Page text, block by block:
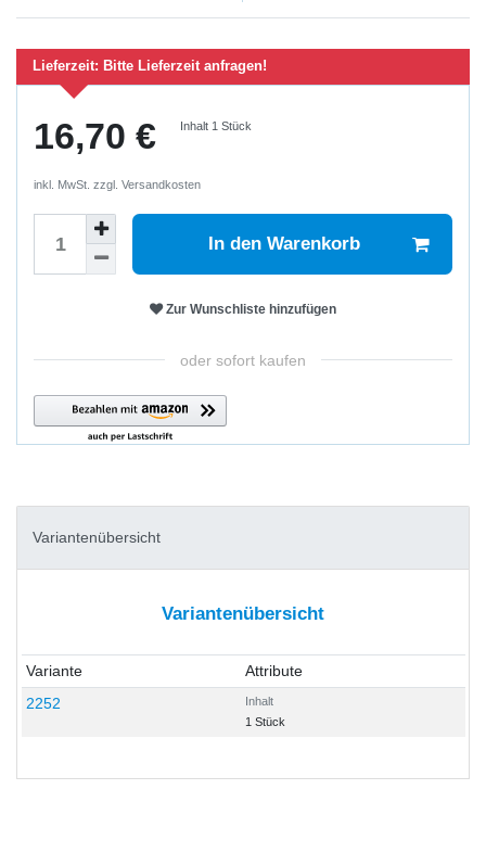
Lieferzeit: Bitte Lieferzeit anfragen!
16,70 € Inhalt 1Stück
inkl. MwSt. zzgl. Versandkosten
In den Warenkorb
Zur Wunschliste hinzufügen
oder sofort kaufen
Variantenübersicht
Variantenübersicht
Variante
Attribute
2252
Inhalt
1 Stück